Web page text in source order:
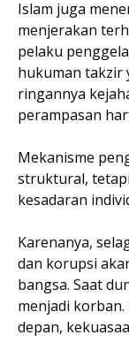
Islam juga
menjerakan
pelaku
hukuman takzir
ringannya
perampasan
Mekanisme
struktural,
kesadaran
Karenanya,
dan korupsi
bangsa. Saat
menjadi
depan,